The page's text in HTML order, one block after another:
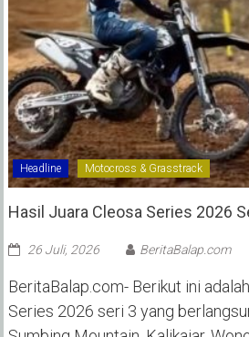
Headline Motocross & Grasstrack
Hasil Juara Cleosa Series 2026
26 Juli, 2026 BeritaBalap.com
BeritaBalap.com- Berikut ini
Series 2026 seri 3 yang